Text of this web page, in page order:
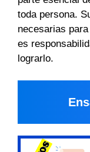
toda persona.
necesarias
es
lograrlo.